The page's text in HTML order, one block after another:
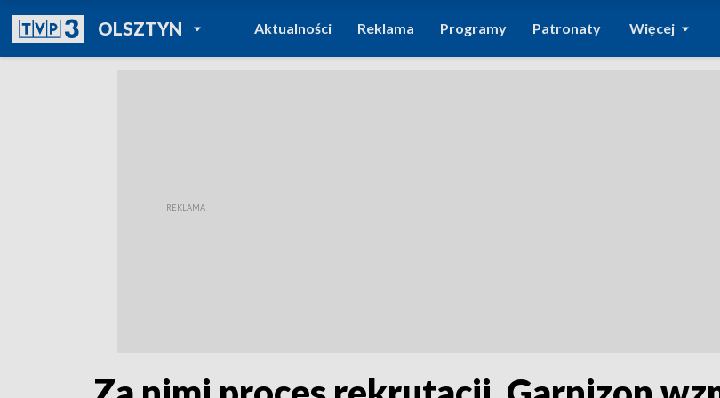
OLSZTYNPOWRÓT DO
TVP REGIONY
Aktualności Reklama Programy Patronaty Więcej